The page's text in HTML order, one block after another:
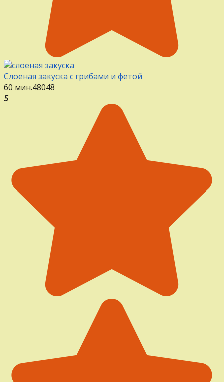
Слоеная закуска с грибами и фетой
60 мин.48048
5